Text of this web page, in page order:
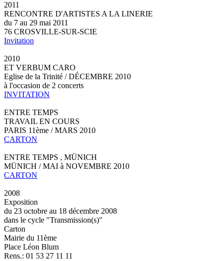
2011
RENCONTRE D'ARTISTES A LA LINERIE
du 7 au 29 mai 2011
76 CROSVILLE-SUR-SCIE
Invitation
2010
ET VERBUM CARO
Eglise de la Trinité / DÉCEMBRE 2010
à l'occasion de 2 concerts
INVITATION
ENTRE TEMPS
TRAVAIL EN COURS
PARIS 11ème / MARS 2010
CARTON
ENTRE TEMPS , MÜNICH
MÜNICH / MAI à NOVEMBRE 2010
CARTON
2008
Exposition
du 23 octobre au 18 décembre 2008
dans le cycle "Transmission(s)"
Carton
Mairie du 11ème
Place Léon Blum
Rens.: 01 53 27 11 11